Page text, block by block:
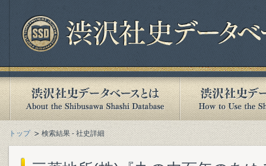
トップ 検索結果 - 社史詳細